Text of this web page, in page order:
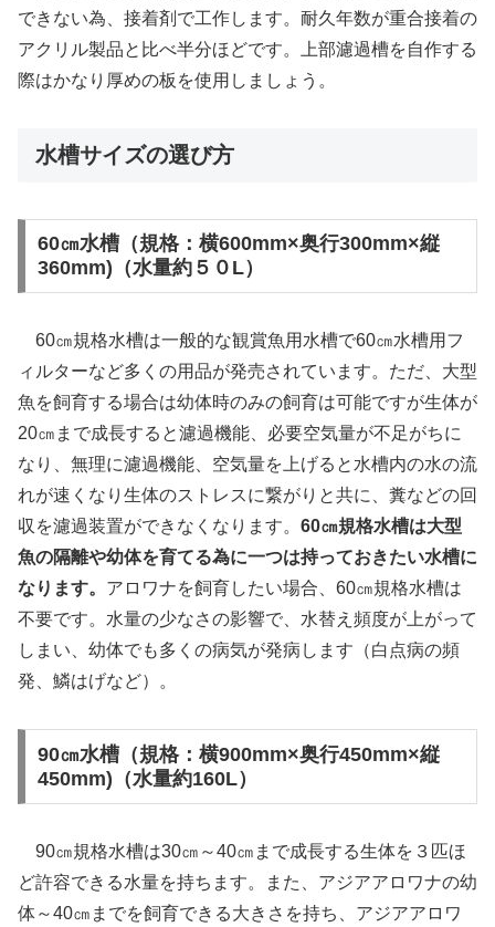
できない為、接着剤で工作します。耐久年数が重合接着の
アクリル製品と比べ半分ほどです。上部濾過槽を自作する
際はかなり厚めの板を使用しましょう。
水槽サイズの選び方
60㎝水槽（規格：横600mm×奥行300mm×縦
360mm)（水量約５０L）
60㎝規格水槽は一般的な観賞魚用水槽で60㎝水槽用フ
ィルターなど多くの用品が発売されています。ただ、大型
魚を飼育する場合は幼体時のみの飼育は可能ですが生体が
20㎝まで成長すると濾過機能、必要空気量が不足がちに
なり、無理に濾過機能、空気量を上げると水槽内の水の流
れが速くなり生体のストレスに繋がりと共に、糞などの回
収を濾過装置ができなくなります。 60㎝規格水槽は大型
魚の隔離や幼体を育てる為に一つは持っておきたい水槽に
なります。 アロワナを飼育したい場合、60㎝規格水槽は
不要です。水量の少なさの影響で、水替え頻度が上がって
しまい、幼体でも多くの病気が発病します（白点病の頻
発、鱗はげなど）。
90㎝水槽（規格：横900mm×奥行450mm×縦
450mm)（水量約160L）
90㎝規格水槽は30㎝～40㎝まで成長する生体を３匹ほ
ど許容できる水量を持ちます。また、アジアアロワナの幼
体～40㎝までを飼育できる大きさを持ち、アジアアロワ